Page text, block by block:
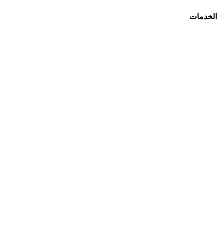
الخدمات